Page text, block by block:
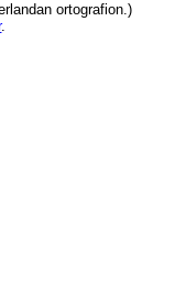
ortografion.)
.